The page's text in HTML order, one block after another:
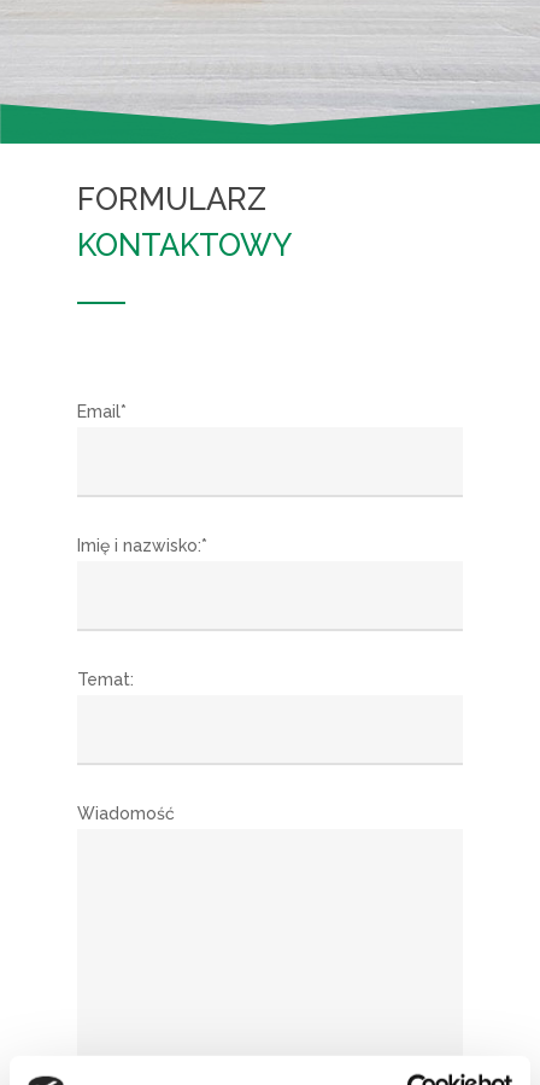
FORMULARZ
KONTAKTOWY
Email*
Imię i nazwisko:*
Temat:
Wiadomość